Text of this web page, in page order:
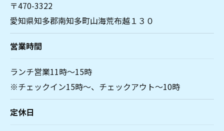
〒470-3322
愛知県知多郡南知多町山海荒布越１３０
営業時間
ランチ営業11時～15時
※チェックイン15時～、チェックアウト～10時
定休日